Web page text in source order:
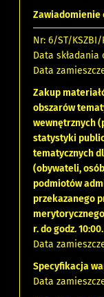
Zawiadomienie
Nr: 6/ST/KSZBI/
Data składania
Data
Zakup
obszarów
wewnętrznych
statystyki
tematycznych
(obywateli,
podmiotów
przekazanego
r. do godz. 10:00.
Data
Specyfikacja
Data